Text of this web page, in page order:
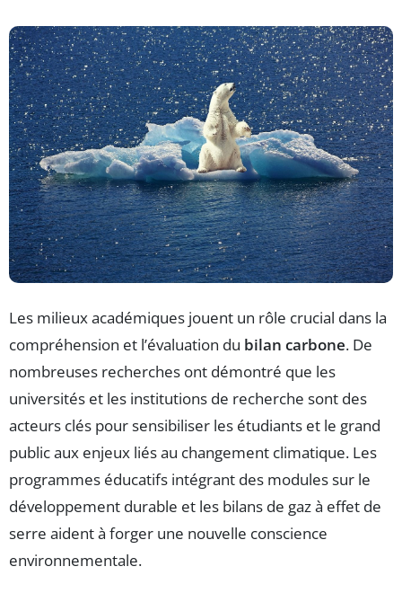
Les milieux académiques jouent un rôle crucial dans la
compréhension et l’évaluation du bilan carbone. De
nombreuses recherches ont démontré que les
universités et les institutions de recherche sont des
acteurs clés pour sensibiliser les étudiants et le grand
public aux enjeux liés au changement climatique. Les
programmes éducatifs intégrant des modules sur le
développement durable et les bilans de gaz à effet de
serre aident à forger une nouvelle conscience
environnementale.